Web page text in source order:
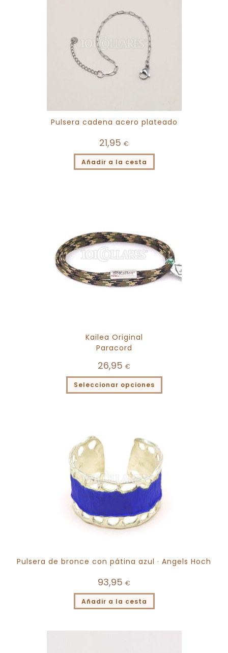
Pulsera cadena acero plateado
21,95 €
Añadir a la cesta
Kailea Original
Paracord
26,95 €
Seleccionar opciones
Pulsera de bronce con pátina azul · Angels Hoch
93,95 €
Añadir a la cesta